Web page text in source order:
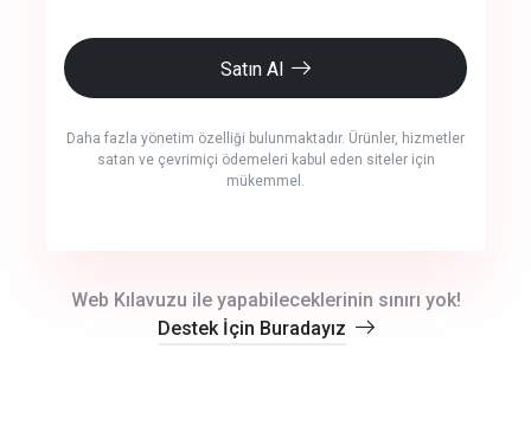
Satın Al
Daha fazla yönetim özelliği bulunmaktadır. Ürünler, hizmetler
satan ve çevrimiçi ödemeleri kabul eden siteler için
mükemmel.
Web Kılavuzu ile yapabileceklerinin sınırı yok!
Destek İçin Buradayız